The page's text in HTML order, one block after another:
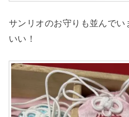
サンリオのお守りも並んでい
いい！